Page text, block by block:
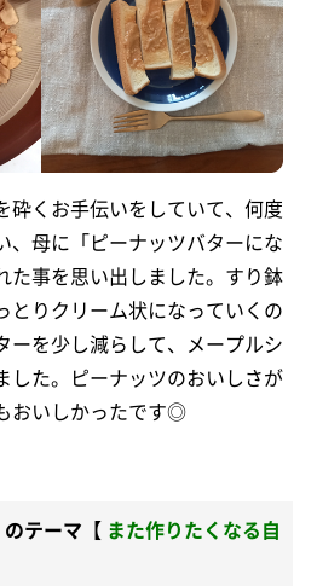
砕くお手伝いをしていて、何度
、母に「ピーナッツバターにな
た事を思い出しました。すり鉢
とりクリーム状になっていくの
ーを少し減らして、メープルシ
した。ピーナッツのおいしさが
おいしかったです◎
のテーマ【 また作りたくなる自